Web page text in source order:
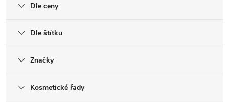
Dle ceny
Dle štítku
Značky
Kosmetické řady